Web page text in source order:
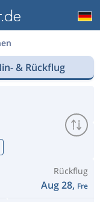
& Rückflug
Rückflug
Aug 28, Fre